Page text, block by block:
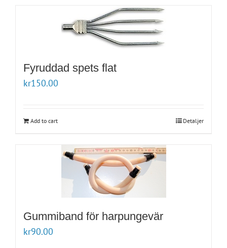
Fyruddad spets flat
kr150.00
Add to cart Detaljer
Gummiband för harpungevär
kr90.00